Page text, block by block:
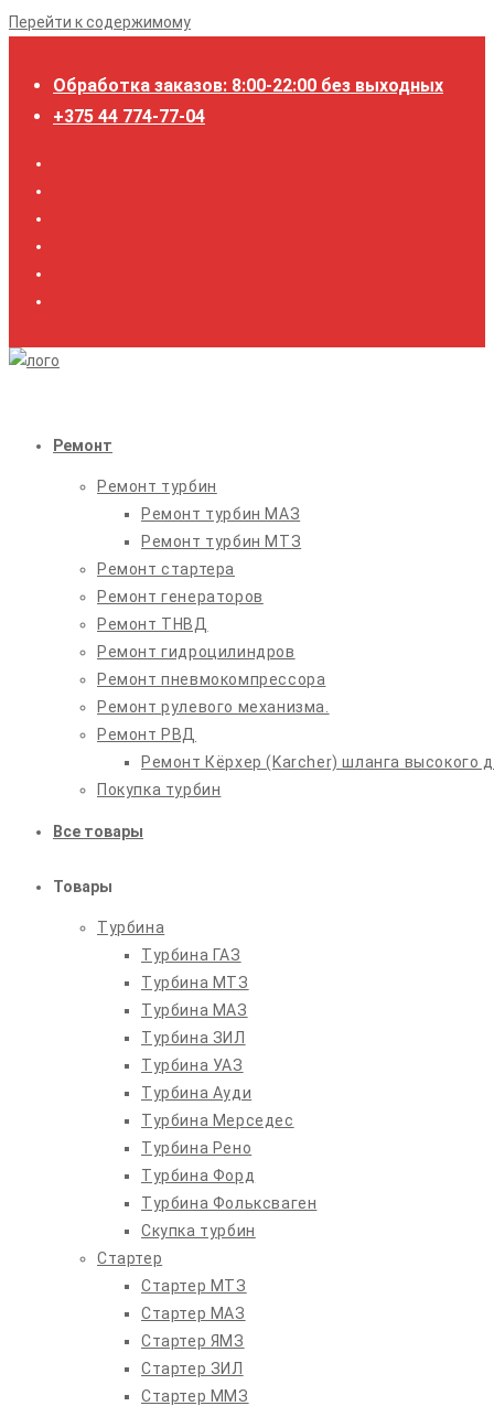
Перейти к содержимому
Обработка заказов: 8:00-22:00 без выходных
+375 44 774-77-04
Ремонт
Ремонт турбин
Ремонт турбин МАЗ
Ремонт турбин МТЗ
Ремонт стартера
Ремонт генераторов
Ремонт ТНВД
Ремонт гидроцилиндров
Ремонт пневмокомпрессора
Ремонт рулевого механизма.
Ремонт РВД
Ремонт Кёрхер (Karcher) шланга высокого
Покупка турбин
Все товары
Товары
Турбина
Турбина ГАЗ
Турбина МТЗ
Турбина МАЗ
Турбина ЗИЛ
Турбина УАЗ
Турбина Ауди
Турбина Мерседес
Турбина Рено
Турбина Форд
Турбина Фольксваген
Скупка турбин
Стартер
Стартер МТЗ
Стартер МАЗ
Стартер ЯМЗ
Стартер ЗИЛ
Стартер ММЗ